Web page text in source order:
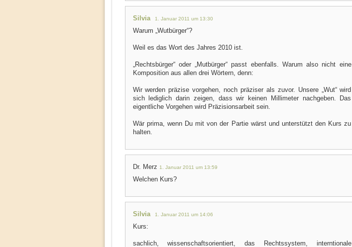
Silvia 1. Januar 2011 um 13:30
Warum „Wutbürger“?
Weil es das Wort des Jahres 2010 ist.
„Rechtsbürger“ oder „Mutbürger“ passt ebenfalls. Warum also nicht eine
Komposition aus allen drei Wörtern, denn:
Wir werden präzise vorgehen, noch präziser als zuvor. Unsere „Wut“ wird
sich lediglich darin zeigen, dass wir keinen Millimeter nachgeben. Das
eigentliche Vorgehen wird Präzisionsarbeit sein.
Wär prima, wenn Du mit von der Partie wärst und unterstützt den Kurs zu
halten.
Dr. Merz 1. Januar 2011 um 13:59
Welchen Kurs?
Silvia 1. Januar 2011 um 14:06
Kurs:
sachlich, wissenschaftsorientiert, das Rechtssystem, interntionale